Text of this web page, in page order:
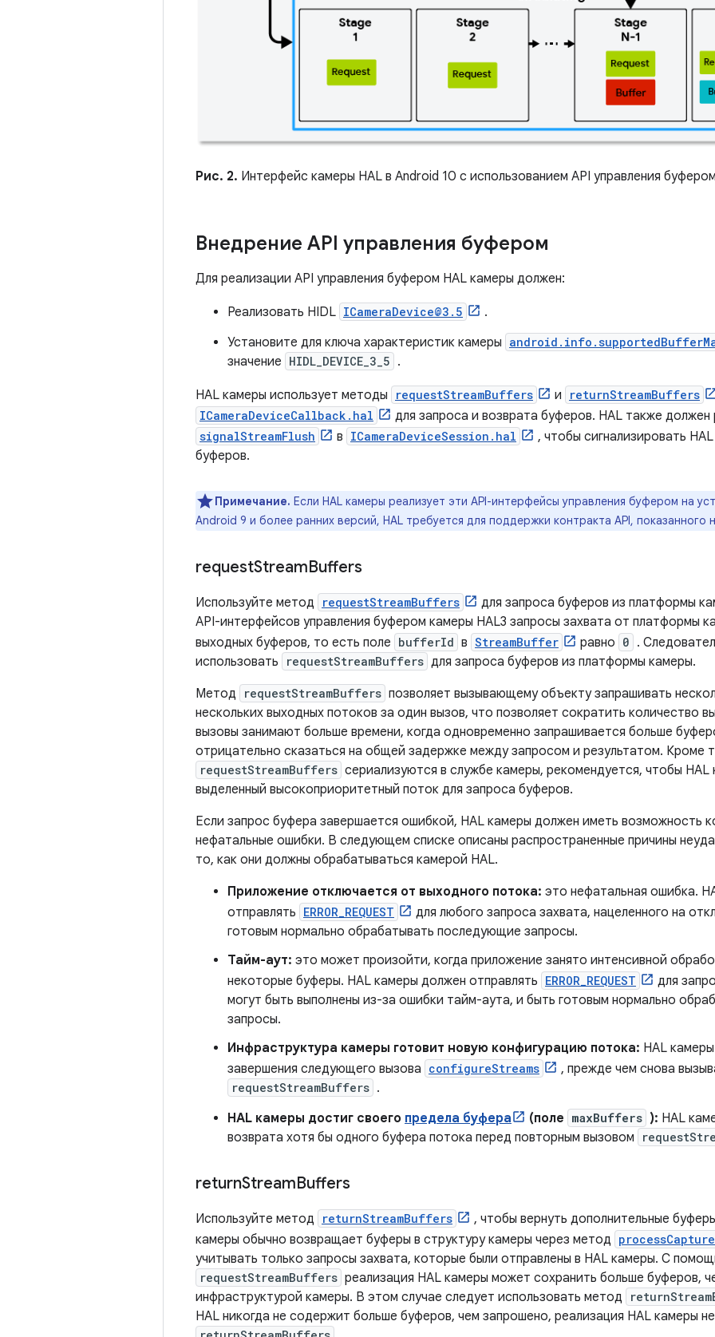
Рис. 2. Интерфейс камеры HAL в Android 10 с использованием API управления
Внедрение API управления буфером
Для реализации API управления буфером HAL камеры должен:
Реализовать HIDL ICameraDevice@3.5
.
Установите для ключа характеристик камеры
значение HIDL_DEVICE_3_5 .
HAL камеры использует методы requestStreamBuffers и
returnStreamBuffers
ICameraDeviceCallback.hal
для запроса и возврата буферов. HAL также
signalStreamFlush в ICameraDeviceSession.hal
, чтобы сигнализировать
буферов.
Примечание. Если HAL камеры реализует эти API-интерфейсы управления буфером на
Android 9 и более ранних версий, HAL требуется для поддержки контракта API, показанного
requestStreamBuffers
Используйте метод requestStreamBuffers
для запроса буферов из платформы
API-интерфейсов управления буфером камеры HAL3 запросы захвата от платформы
выходных буферов, то есть поле bufferId в StreamBuffer равно 0 .
использовать
requestStreamBuffers для запроса буферов из платформы камеры.
Метод
requestStreamBuffers позволяет вызывающему объекту запрашивать
нескольких выходных потоков за один вызов, что позволяет сократить количество
вызовы занимают больше времени, когда одновременно запрашивается больше
отрицательно сказаться на общей задержке между запросом и результатом. Кроме
requestStreamBuffers сериализуются в службе камеры, рекомендуется, чтобы HAL
выделенный высокоприоритетный поток для запроса буферов.
Если запрос буфера завершается ошибкой, HAL камеры должен иметь возможность
нефатальные ошибки. В следующем списке описаны распространенные причины
то, как они должны обрабатываться камерой HAL.
Приложение отключается от выходного потока: это нефатальная ошибка.
отправлять ERROR_REQUEST
для любого запроса захвата, нацеленного на
готовым нормально обрабатывать последующие запросы.
Тайм-аут: это может произойти, когда приложение занято интенсивной
некоторые буферы. HAL камеры должен отправлять ERROR_REQUEST
для
могут быть выполнены из-за ошибки тайм-аута, и быть готовым нормально
запросы.
Инфраструктура камеры готовит новую конфигурацию потока: HAL
завершения следующего вызова configureStreams , прежде чем снова
requestStreamBuffers .
HAL камеры достиг своего предела буфера (поле maxBuffers ): HAL
возврата хотя бы одного буфера потока перед повторным вызовом
returnStreamBuffers
Используйте метод returnStreamBuffers
, чтобы вернуть дополнительные
камеры обычно возвращает буферы в структуру камеры через метод
учитывать только запросы захвата, которые были отправлены в HAL камеры. С
requestStreamBuffers реализация HAL камеры может сохранить больше буферов,
инфраструктурой камеры. В этом случае следует использовать метод
HAL никогда не содержит больше буферов, чем запрошено, реализация HAL камеры